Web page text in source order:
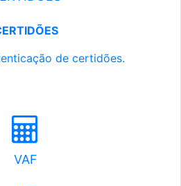
de certidões.
VAF